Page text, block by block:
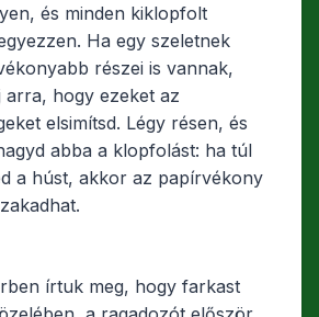
és minden kiklopfolt
Ha egy szeletnek
részei is vannak,
hogy ezeket az
elsimítsd. Légy résen, és
abba a klopfolást: ha túl
a húst, akkor az papírvékony
írtuk meg, hogy farkast